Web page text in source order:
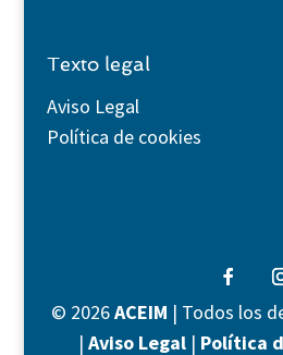
Texto legal
Aviso Legal
Política de cookies
© 2026ACEIM | Todos los
|Aviso Legal | Política